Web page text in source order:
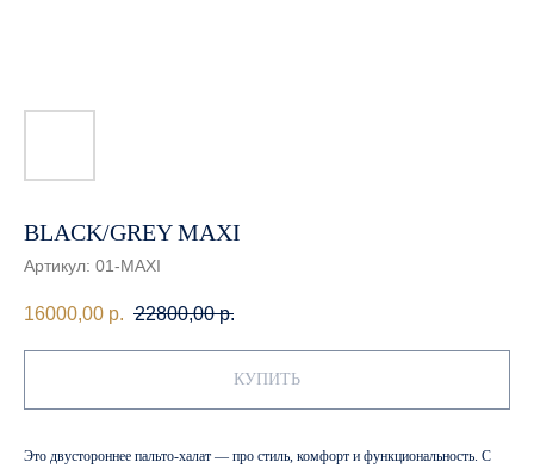
BLACK/GREY MAXI
Артикул: 01-MAXI
16000,00 р. 22800,00 р.
КУПИТЬ
Это двустороннее пальто-халат — про стиль, комфорт и функциональность. С